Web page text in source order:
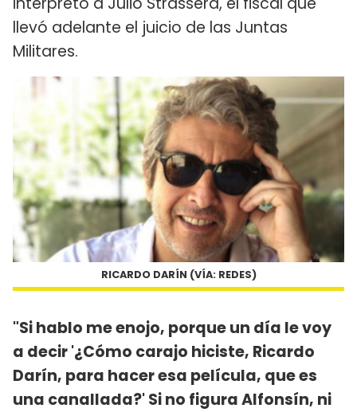
llevó adelante el juicio de las Juntas
Militares.
RICARDO DARÍN (VÍA: REDES)
"Si hablo me enojo, porque un día le voy
a decir '¿Cómo carajo hiciste, Ricardo
Darín, para hacer esa película, que es
una canallada?' Si no figura Alfonsín, ni